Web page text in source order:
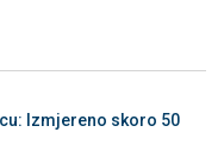
Izmjereno skoro 50